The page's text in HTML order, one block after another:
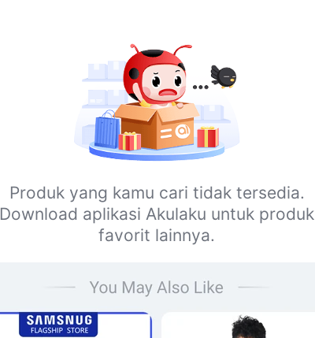
Produk yang kamu cari tidak tersedia.
Download aplikasi Akulaku untuk produk
favorit lainnya.